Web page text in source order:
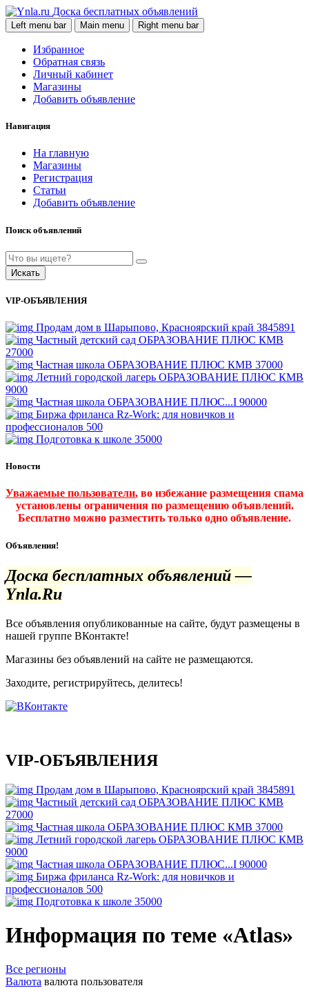
Доска бесплатных объявлений
Left menu bar Main menu Right menu bar
Избранное
Обратная связь
Личный кабинет
Магазины
Добавить объявление
Навигация
На главную
Магазины
Регистрация
Статьи
Добавить объявление
Поиск объявлений
Искать
VIP-ОБЪЯВЛЕНИЯ
Продам дом в Шарыпово, Красноярский край 3845891
Частный детский сад ОБРАЗОВАНИЕ ПЛЮС КМВ
27000
Частная школа ОБРАЗОВАНИЕ ПЛЮС КМВ 37000
Летний городской лагерь ОБРАЗОВАНИЕ ПЛЮС КМВ
9000
Частная школа ОБРАЗОВАНИЕ ПЛЮС...I 90000
Биржа фриланса Rz-Work: для новичков и
профессионалов 500
Подготовка к школе 35000
Новости
Уважаемые пользователи, во избежание размещения спама
установлены ограничения по размещению объявлений.
Бесплатно можно разместить только одно объявление.
Объявления!
Доска бесплатных объявлений —
Ynla.Ru
Все объявления опубликованные на сайте, будут размещены в
нашей группе ВКонтакте!
Магазины без объявлений на сайте не размещаются.
Заходите, регистрируйтесь, делитесь!
VIP-ОБЪЯВЛЕНИЯ
Продам дом в Шарыпово, Красноярский край 3845891
Частный детский сад ОБРАЗОВАНИЕ ПЛЮС КМВ
27000
Частная школа ОБРАЗОВАНИЕ ПЛЮС КМВ 37000
Летний городской лагерь ОБРАЗОВАНИЕ ПЛЮС КМВ
9000
Частная школа ОБРАЗОВАНИЕ ПЛЮС...I 90000
Биржа фриланса Rz-Work: для новичков и
профессионалов 500
Подготовка к школе 35000
Информация по теме «Atlas»
Все регионы
Валюта валюта пользователя